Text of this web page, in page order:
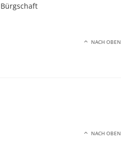
Bürgschaft
NACH OBEN
NACH OBEN